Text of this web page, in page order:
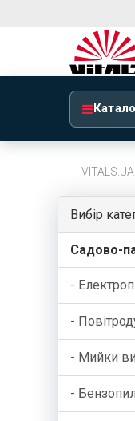
VITALS.UA
Вибір
Садово-
-
-
- Мийки
-